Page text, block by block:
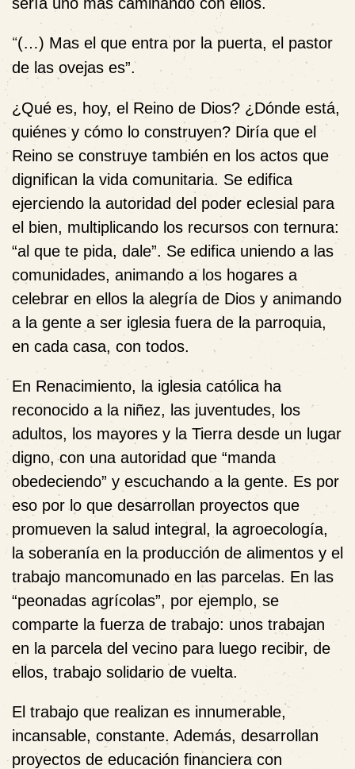
“(…) Mas el que entra por la puerta, el pastor
de las ovejas es”.
¿Qué es, hoy, el Reino de Dios? ¿Dónde está,
quiénes y cómo lo construyen? Diría que el
Reino se construye también en los actos que
dignifican la vida comunitaria. Se edifica
ejerciendo la autoridad del poder eclesial para
el bien, multiplicando los recursos con ternura:
“al que te pida, dale”. Se edifica uniendo a las
comunidades, animando a los hogares a
celebrar en ellos la alegría de Dios y animando
a la gente a ser iglesia fuera de la parroquia,
en cada casa, con todos.
En Renacimiento, la iglesia católica ha
reconocido a la niñez, las juventudes, los
adultos, los mayores y la Tierra desde un lugar
digno, con una autoridad que “manda
obedeciendo” y escuchando a la gente. Es por
eso por lo que desarrollan proyectos que
promueven la salud integral, la agroecología,
la soberanía en la producción de alimentos y el
trabajo mancomunado en las parcelas. En las
“peonadas agrícolas”, por ejemplo, se
comparte la fuerza de trabajo: unos trabajan
en la parcela del vecino para luego recibir, de
ellos, trabajo solidario de vuelta.
El trabajo que realizan es innumerable,
incansable, constante. Además, desarrollan
proyectos de educación financiera con